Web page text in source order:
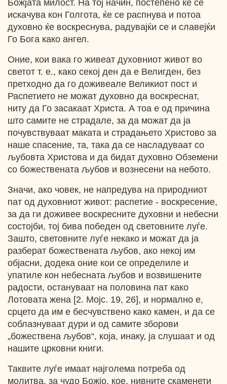
Божјата милост. На тој начин, постепено ќе се
искачува кон Голгота, ќе се распнува и потоа
духовно ќе воскреснува, радувајќи се и славејќи
Го Бога како ангел.
Оние, кои вака го живеат духовниот живот во
светот т. е., како секој ден да е Велигден, без
претходно да го доживеале Великиот пост и
Распетието не можат духовно да воскреснат,
ниту да Го засакаат Христа. А тоа е од причина
што самите не страдале, за да можат да ја
почувствуваат маката и страдањето Христово за
наше спасение, та, така да се насладуваат со
љубовта Христова и да бидат духовно Обземени
со божествената љубов и вознесени на небото.
Значи, ако човек, не напредува на природниот
пат од духовниот живот: распетие - воскресение,
за да ги доживее воскресните духовни и небесни
состојби, тој бива победен од световните луѓе.
Зашто, световните луѓе некако и можат да ја
разберат божествената љубов, ако некој им
објасни, додека оние кои се определиле и
упатиле кон небесната љубов и возвишените
радости, остануваат на половина пат како
Лотовата жена [2. Мојс. 19, 26], и нормално е,
срцето да им е бесчувствено како камен, и да се
соблазнуваат дури и од самите зборови
„божествена љубов“, која, инаку, ја слушаат и од
нашите црковни книги.
Таквите луѓе имаат најголема потреба од
молитва, за чудо Божјо, кое, нивните скаменети